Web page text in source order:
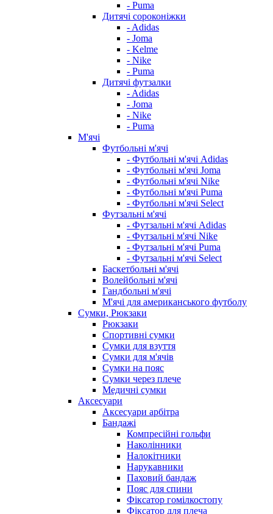
- Puma
Дитячі сороконіжки
- Adidas
- Joma
- Kelme
- Nike
- Puma
Дитячі футзалки
- Adidas
- Joma
- Nike
- Puma
М'ячі
Футбольні м'ячі
- Футбольні м'ячі Adidas
- Футбольні м'ячі Joma
- Футбольні м'ячі Nike
- Футбольні м'ячі Puma
- Футбольні м'ячі Select
Футзальні м'ячі
- Футзальні м'ячі Adidas
- Футзальні м'ячі Nike
- Футзальні м'ячі Puma
- Футзальні м'ячі Select
Баскетбольні м'ячі
Волейбольні м'ячі
Гандбольні м'ячі
М'ячі для американського футболу
Сумки, Рюкзаки
Рюкзаки
Спортивні сумки
Сумки для взуття
Сумки для м'ячів
Сумки на пояс
Сумки через плече
Медичні сумки
Аксесуари
Аксесуари арбітра
Бандажі
Компресійні гольфи
Наколінники
Налокітники
Нарукавники
Паховий бандаж
Пояс для спини
Фіксатор гомілкостопу
Фіксатор для плеча